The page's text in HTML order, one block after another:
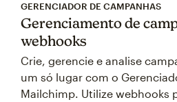
GERENCIADOR DE CAMPANHAS
Gerenciamento de
webhooks
Crie, gerencie e analise
um só lugar com o
Mailchimp. Utilize webhooks